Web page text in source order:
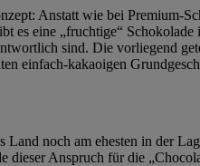
Anstatt wie bei Premium-
eine „fruchtige“
sind. Die vorliegend
einfach-kakaoigen
Land noch am ehesten in der
dieser Anspruch für die